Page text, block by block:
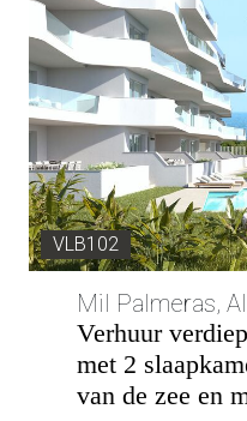
VLB102
Mil Palmeras,
Verhuur
met 2
van de zee en